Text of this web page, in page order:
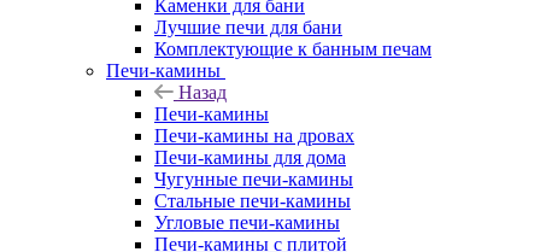
Каменки для бани
Лучшие печи для бани
Комплектующие к банным печам
Печи-камины
Назад
Печи-камины
Печи-камины на дровах
Печи-камины для дома
Чугунные печи-камины
Стальные печи-камины
Угловые печи-камины
Печи-камины с плитой